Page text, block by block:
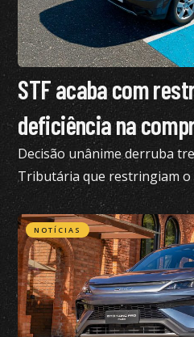
STF acaba com
deficiência na
Decisão unânime derruba
Tributária que restringiam o
confira todos os detalhes
NOTÍCIAS